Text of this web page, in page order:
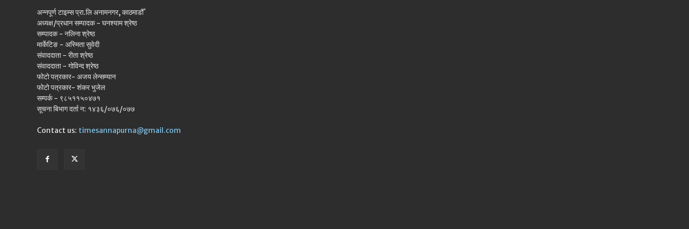
अन्नपूर्ण टाइम्स प्रा.लि अनामनगर, काठमाडौँ
अध्यक्ष/प्रधान सम्पादक - घनश्याम श्रेष्ठ
सम्पादक - नलिना श्रेष्ठ
मार्केटिङ - अस्मिता सुवेदी
संवाददाता - रीता श्रेष्ठ
संवाददाता - गोविन्द श्रेष्ठ
फोटो पत्रकार- अजय लेन्सम्यान
फोटो पत्रकार- शंकर भुजेल
सम्पर्क - ९८५११५०४७१
सूचना बिभाग दर्ता न: १४३६/०७६/०७७
Contact us: timesannapurna@gmail.com